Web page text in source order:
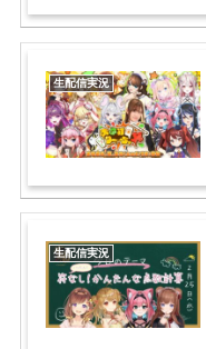
生配信実況
生配信実況